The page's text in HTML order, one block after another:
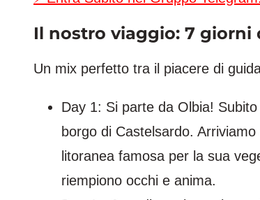
Il nostro viaggio: 7 giorni
Un mix perfetto tra il piacere di
Day 1: Si parte da Olbia!
borgo di Castelsardo.
litoranea famosa per la sua
riempiono occhi e anima.